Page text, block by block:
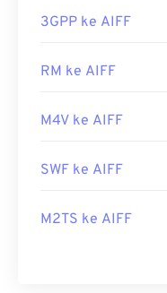
3GPP ke AIFF
RM ke AIFF
M4V ke AIFF
SWF ke AIFF
M2TS ke AIFF